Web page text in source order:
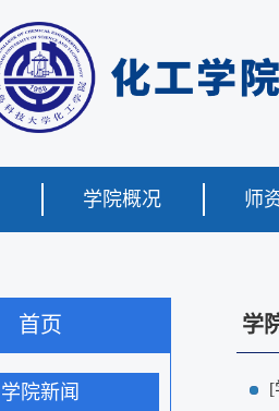
学院概况 师
首页
学院新闻
学
[